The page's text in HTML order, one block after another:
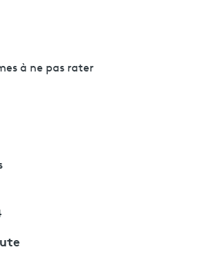
à ne pas rater